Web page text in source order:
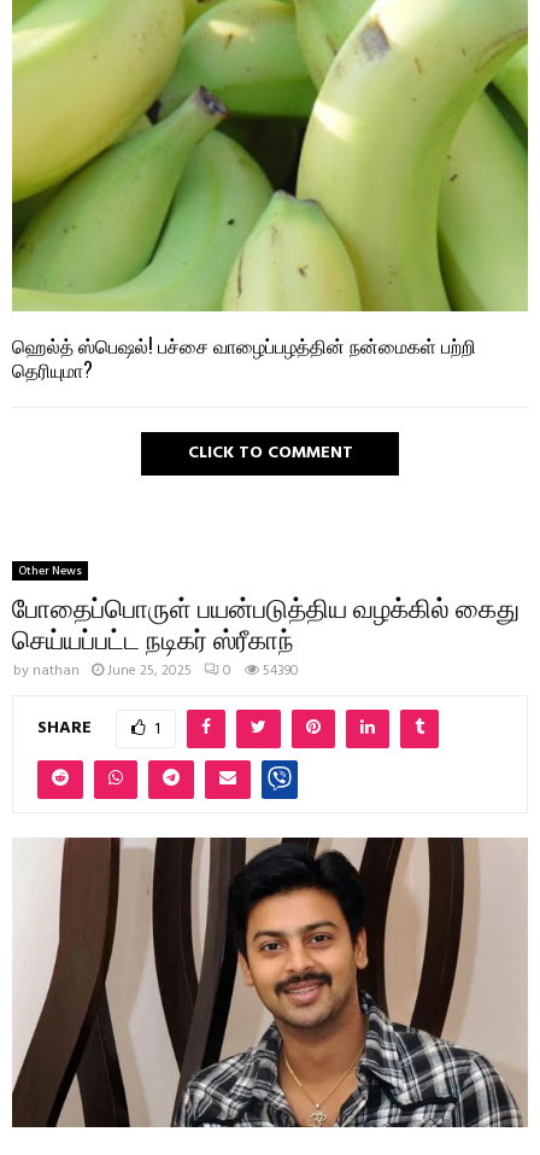
ஹெல்த் ஸ்பெஷல்! பச்சை வாழைப்பழத்தின் நன்மைகள் பற்றி
தெரியுமா?
CLICK TO COMMENT
Other News
போதைப்பொருள் பயன்படுத்திய வழக்கில் கைது
செய்யப்பட்ட நடிகர் ஸ்ரீகாந்
by nathan June 25, 2025 0 54390
SHARE 1